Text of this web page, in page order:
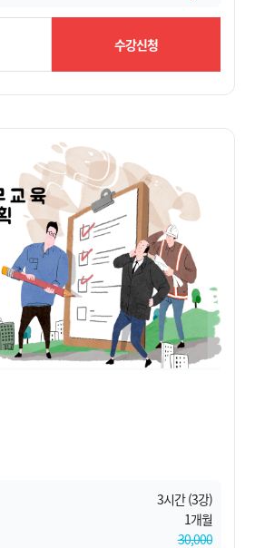
수강신청
3시간 (3강)
1개월
30,000